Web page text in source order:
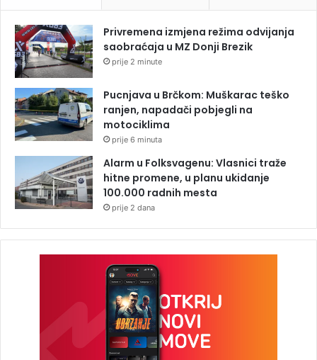
Privremena izmjena režima odvijanja
saobraćaja u MZ Donji Brezik
prije 2 minute
Pucnjava u Brčkom: Muškarac teško
ranjen, napadači pobjegli na
motociklima
prije 6 minuta
Alarm u Folksvagenu: Vlasnici traže
hitne promene, u planu ukidanje
100.000 radnih mesta
prije 2 dana